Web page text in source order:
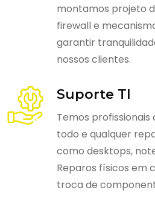
montamos projeto
firewall e
garantir
nossos clientes.
Suporte TI
Temos
todo e qualquer
como desktops,
Reparos físicos em
troca de